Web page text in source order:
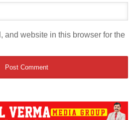
and website in this browser for the